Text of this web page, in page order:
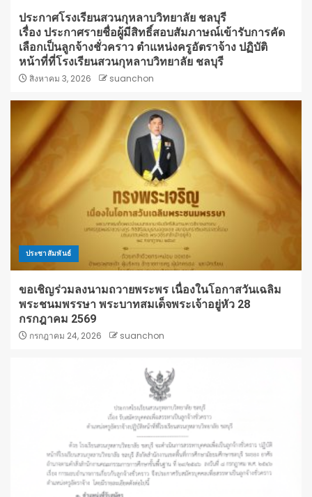
ประกาศโรงเรียนสวนกุหลาบวิทยาลัย ชลบุรี
เรื่อง ประกาศรายชื่อผู้มีสิทธิ์สอบสัมภาษณ์เข้ารับการคัด
เลือกเป็นลูกจ้างชั่วคราว ตำแหน่งครูอัตราจ้าง ปฏิบัติ
หน้าที่ที่โรงเรียนสวนกุหลาบวิทยาลัย ชลบุรี
สิงหาคม 3, 2026 suanchon
ประชาสัมพันธ์
ขอเชิญร่วมลงนามถวายพระพร เนื่องในโอกาสวันเฉลิม
พระชนมพรรษา พระบาทสมเด็จพระเจ้าอยู่หัว 28
กรกฎาคม 2569
กรกฎาคม 24, 2026 suanchon